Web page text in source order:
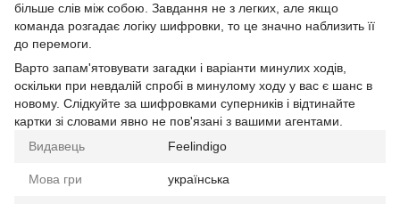
більше слів між собою. Завдання не з легких, але якщо
команда розгадає логіку шифровки, то це значно наблизить її
до перемоги.
Варто запам'ятовувати загадки і варіанти минулих ходів,
оскільки при невдалій спробі в минулому ходу у вас є шанс в
новому. Слідкуйте за шифровками суперників і відтинайте
картки зі словами явно не пов'язані з вашими агентами.
Видавець
Feelindigo
Мова гри українська